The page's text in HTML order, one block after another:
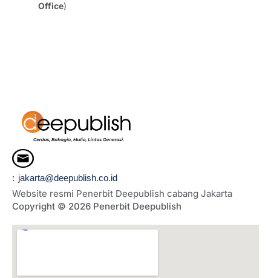
Office)
: jakarta@deepublish.co.id
Website resmi Penerbit Deepublish cabang Jakarta
Copyright © 2026 Penerbit Deepublish